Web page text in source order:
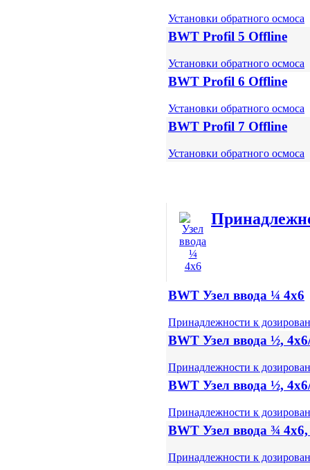
Установки обратного осмоса
BWT Profil 5 Offline
Установки обратного осмоса
BWT Profil 6 Offline
Установки обратного осмоса
BWT Profil 7 Offline
Установки обратного осмоса
BWT Узел ввода ¼ 4x6
Принадлежности к
BWT Узел ввода ½,
Принадлежности к
BWT Узел ввода ½,
Принадлежности к
BWT Узел ввода ¾
Принадлежности к